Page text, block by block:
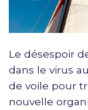
Le désespoir
dans le virus
de voile pour
nouvelle